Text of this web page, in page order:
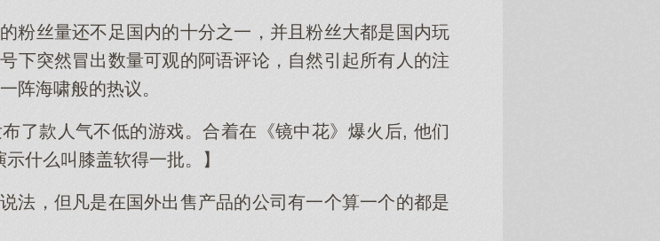
粉丝量还不足国内的十分之一，并且粉丝大都是国内玩
下突然冒出数量可观的阿语评论，自然引起所有人的注
阵海啸般的热议。
了款人气不低的游戏。合着在《镜中花》爆火后, 他们
什么叫膝盖软得一批。】
法，但凡是在国外出售产品的公司有一个算一个的都是